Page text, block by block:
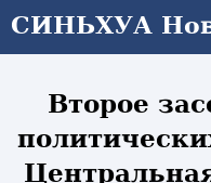
СИНЬХУА
СИНЬХУА
Второе